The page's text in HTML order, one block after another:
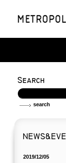
2019/12/05